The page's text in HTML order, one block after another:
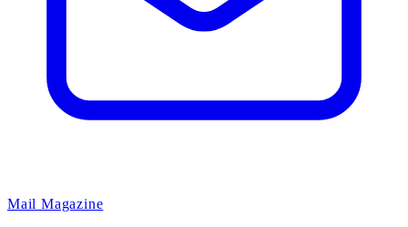
Mail Magazine